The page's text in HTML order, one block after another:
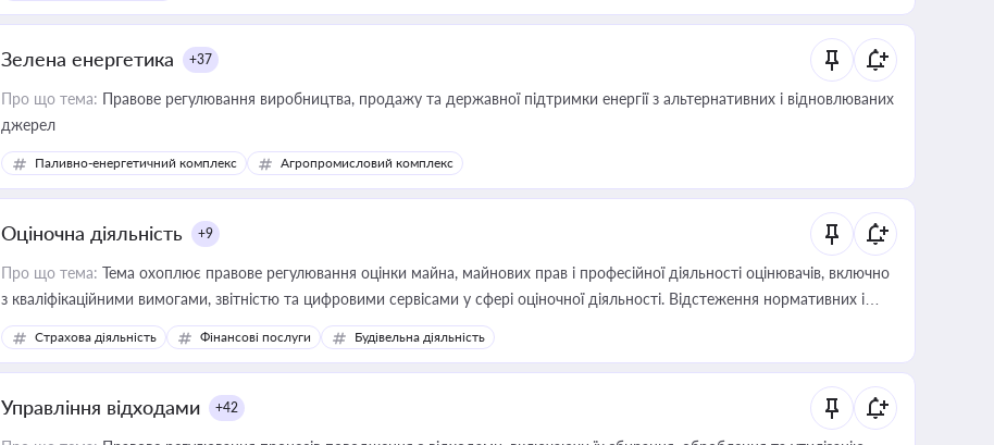
Зелена енергетика +37
Про що тема: Правове регулювання виробництва, продажу та державної підтримки енергії з альтернативних і відновлюваних
джерел
Паливно-енергетичний комплекс Агропромисловий комплекс
Оціночна діяльність +9
Про що тема: Тема охоплює правове регулювання оцінки майна, майнових прав і професійної діяльності оцінювачів, включно
з кваліфікаційними вимогами, звітністю та цифровими сервісами у сфері оціночної діяльності. Відстеження нормативних і
медійних змін у цій сфері корисне для власника бізнесу, керівника, юриста або бухгалтера під час оподаткування,
приватизації, оренди державного майна, корпоративних угод і перевірки статусу суб'єктів оціночної діяльності
Страхова діяльність Фінансові послуги Будівельна діяльність
Управління відходами +42